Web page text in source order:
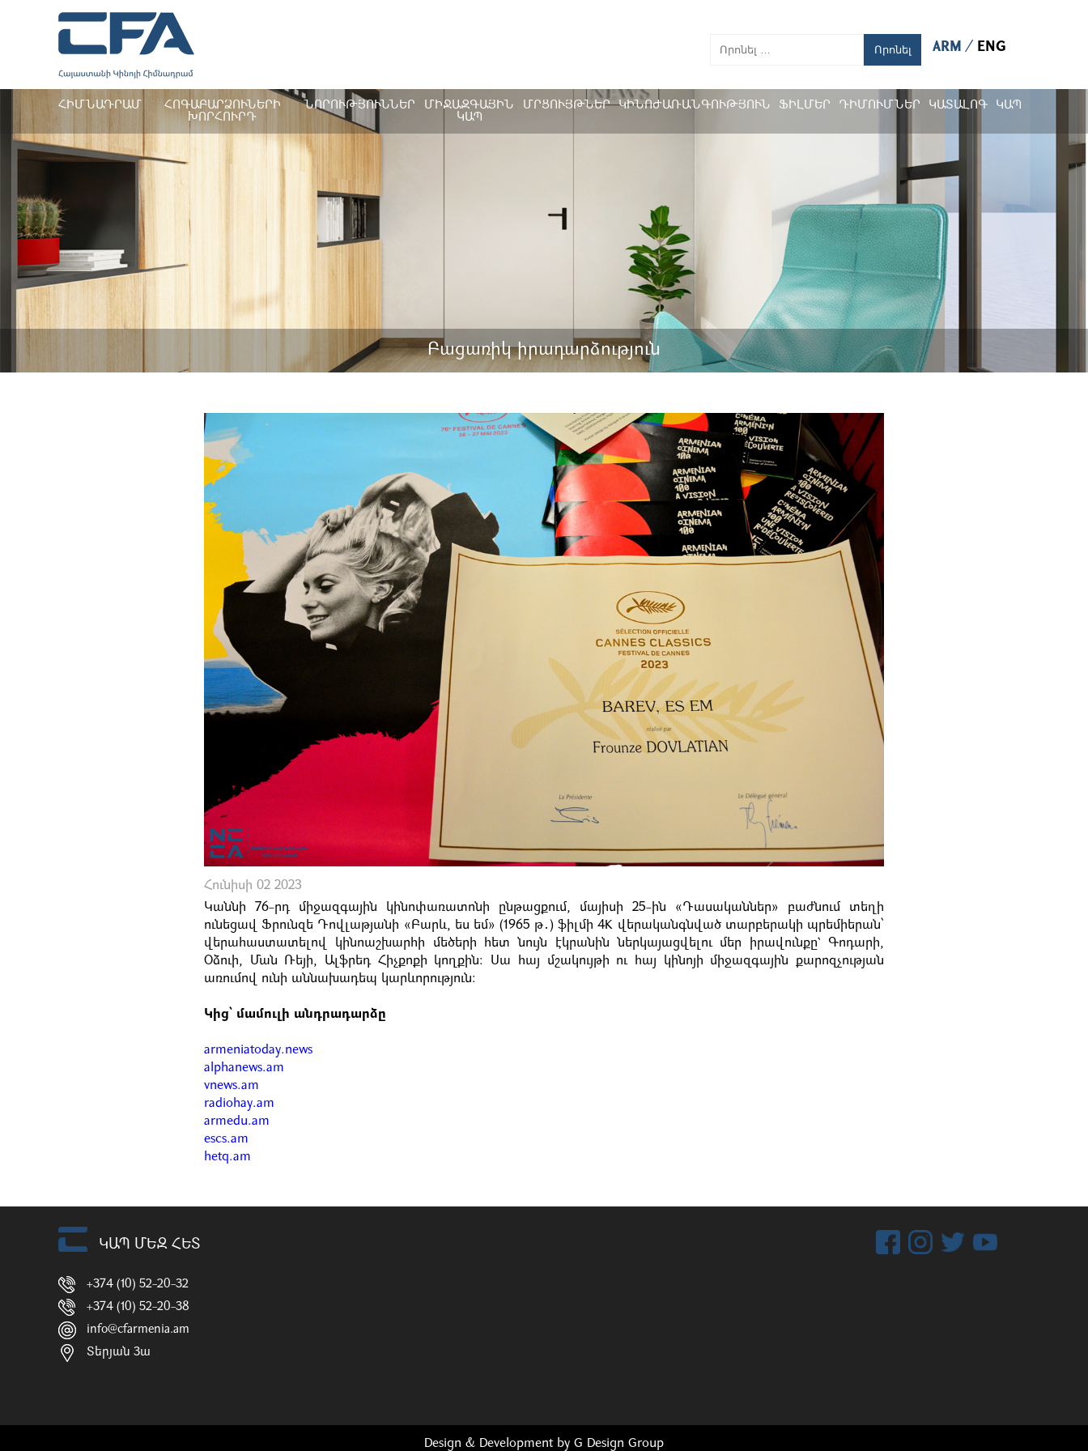
Որոնել ARM ENG
ՀԻՄՆԱԴՐԱՄ
ՀՈԳԱԲԱՐՁՈՒՆԵՐԻ
ԽՈՐՀՈՒՐԴ
ՆՈՐՈՒԹՅՈՒՆՆԵՐ
ՄԻՋԱԶԳԱՅԻՆ
ԿԱՊ
ՄՐՑՈՒՅԹՆԵՐ ԿԻՆՈԺԱՌԱՆԳՈՒԹՅՈՒՆ ՖԻԼՄԵՐ ԴԻՄՈՒՄՆԵՐ ԿԱՏԱԼՈԳ ԿԱՊ
Բացառիկ իրադարձություն
Հունիսի 02 2023
Կաննի 76-րդ միջազգային կինոփառատոնի ընթացքում, մայիսի 25-ին «Դասականներ» բաժնում տեղի
ունեցավ Ֆրունզե Դովլաթյանի «Բարև, ես եմ» (1965 թ․) ֆիլմի 4K վերականգնված տարբերակի պրեմիերան՝
վերահաստատելով կինոաշխարհի մեծերի հետ նույն էկրանին ներկայացվելու մեր իրավունքը` Գոդարի,
Օձուի, Ման Ռեյի, Ալֆրեդ Հիչքոքի կողքին: Սա հայ մշակույթի ու հայ կինոյի միջազգային քարոզչության
առումով ունի աննախադեպ կարևորություն:
Կից՝ մամուլի անդրադարձը
armeniatoday.news
alphanews.am
vnews.am
radiohay.am
armedu.am
escs.am
hetq.am
ԿԱՊ ՄԵԶ ՀԵՏ
+374 (10) 52-20-32
+374 (10) 52-20-38
info@cfarmenia.am
Տերյան 3ա
Design & Development by G Design Group